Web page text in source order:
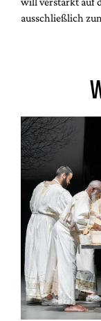
ausschließlich